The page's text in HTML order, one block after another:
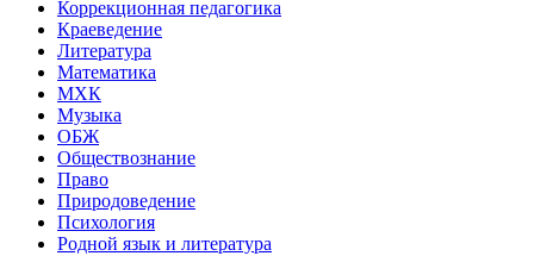
Коррекционная педагогика
Краеведение
Литература
Математика
МХК
Музыка
ОБЖ
Обществознание
Право
Природоведение
Психология
Родной язык и литература